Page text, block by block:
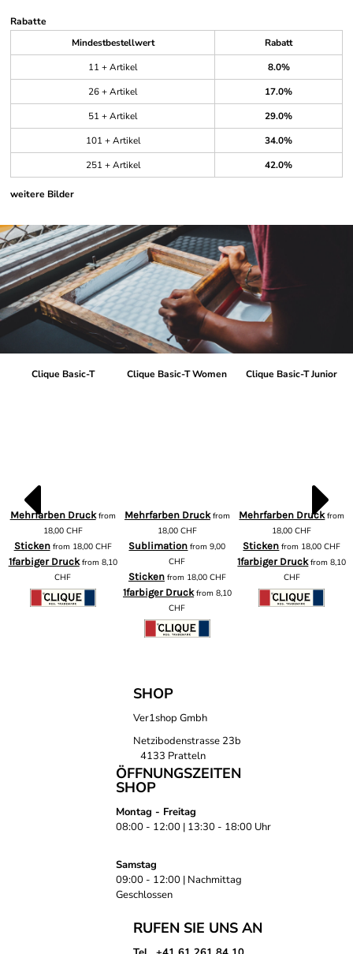
Rabatte
Mindestbestellwert
Rabatt
11 + Artikel
8.0%
26 + Artikel
17.0%
51 + Artikel
29.0%
101 + Artikel
34.0%
251 + Artikel
42.0%
weitere Bilder
Clique Basic-T
Mehrfarben Druckfrom
18,00 CHF
Stickenfrom 18,00 CHF
1farbiger Druckfrom 8,10
CHF
Clique Basic-T Women
Mehrfarben Druckfrom
18,00 CHF
Sublimation from9,00
CHF
Stickenfrom 18,00 CHF
1farbiger Druckfrom 8,10
CHF
Clique Basic-T Junior
Mehrfarben Druckfrom
18,00CHF
Sticken from 18,00CHF
1farbiger Druckfrom8,10
CHF
SHOP
Ver1shop Gmbh
Netzibodenstrasse 23b
4133 Pratteln
ÖFFNUNGSZEITEN
SHOP
Montag - Freitag
08:00 - 12:00 | 13:30 - 18:00 Uhr
Samstag
09:00 - 12:00 | Nachmittag
Geschlossen
RUFEN SIE UNS AN